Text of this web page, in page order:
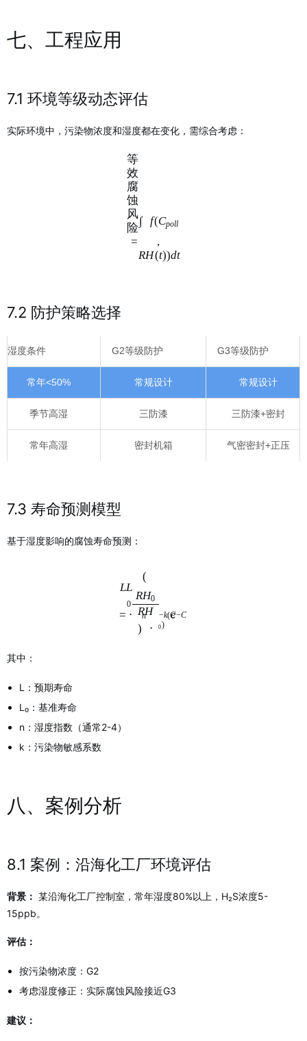
七、工程应用
7.1 环境等级动态评估
实际环境中，污染物浓度和湿度都在变化，需综合考虑：
等
效
腐
蚀
风
险
=
∫ f(Cpoll
,
RH(t))dt
7.2 防护策略选择
湿度条件 G2等级防护 G3等级防护
常年<50% 常规设计 常规设计
季节高湿 三防漆 三防漆+密封
常年高湿 密封机箱 气密密封+正压
7.3 寿命预测模型
基于湿度影响的腐蚀寿命预测：
L
=
L
0
⋅
(
RH
RH0
)
n
⋅
e
−k(C−C
0)
其中：
L：预期寿命
L₀：基准寿命
n：湿度指数（通常2-4）
k：污染物敏感系数
八、案例分析
8.1 案例：沿海化工厂环境评估
背景： 某沿海化工厂控制室，常年湿度80%以上，H₂S浓度5-
15ppb。
评估：
按污染物浓度：G2
考虑湿度修正：实际腐蚀风险接近G3
建议：